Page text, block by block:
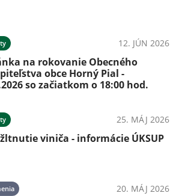
12. JÚN 2026
na rokovanie Obecného
obce Horný Pial -
so začiatkom o 18:00 hod.
25. MÁJ 2026
viniča - informácie ÚKSUP
20. MÁJ 2026